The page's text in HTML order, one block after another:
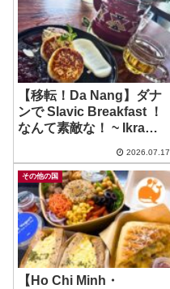
【移転！Da Nang】ダナ
ンで Slavic Breakfast ！
なんて素敵な！ ~ Ikra
Cuisine
2026.07.17
その他の国
【Ho Chi Minh・